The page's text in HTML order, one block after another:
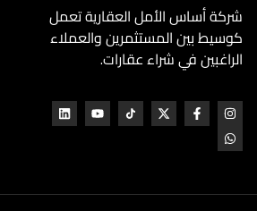
شركة أساس الأمل العقارية تعمل
كوسيط بين المستثمرين والعملاء
الراغبين في شراء عقارات.